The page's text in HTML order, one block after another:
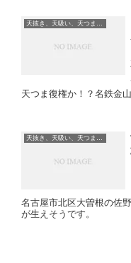
天つま復権か！？名鉄金
天抜き、天吸い、天つま、立ち食い、蕎麦、etc
名古屋市北区大曽根の佐
が生えそうです。